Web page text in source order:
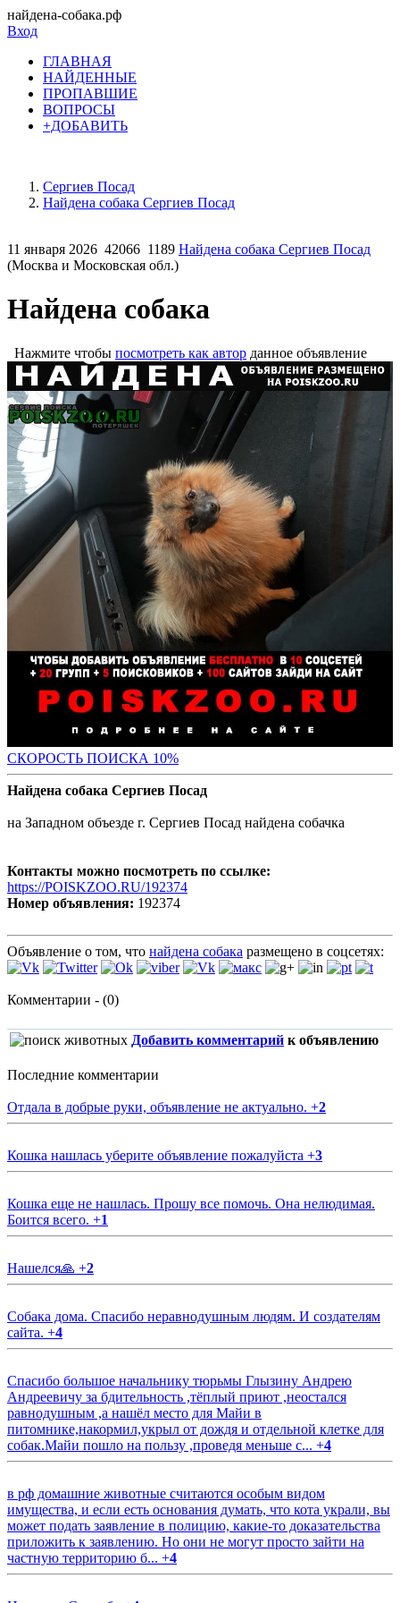
найдена-собака.рф
Вход
ГЛАВНАЯ
НАЙДЕННЫЕ
ПРОПАВШИЕ
ВОПРОСЫ
+ДОБАВИТЬ
Сергиев Посад
Найдена собака Сергиев Посад
11 января 2026 42066 1189 Найдена собака Сергиев Посад
(Москва и Московская обл.)
Найдена собака
Нажмите чтобы посмотреть как автор данное объявление
СКОРОСТЬ ПОИСКА 10%
Найдена собака Сергиев Посад
на Западном объезде г. Сергиев Посад найдена собачка
Контакты можно посмотреть по ссылке:
https://POISKZOO.RU/192374
Номер объявления: 192374
Объявление о том, что найдена собака размещено в соцсетях:
Комментарии - (0)
Добавить комментарий к объявлению
Последние комментарии
Отдала в добрые руки, объявление не актуально. +2
Кошка нашлась уберите объявление пожалуйста +3
Кошка еще не нашлась. Прошу все помочь. Она нелюдимая.
Боится всего. +1
Нашелся🙏 +2
Собака дома. Спасибо неравнодушным людям. И создателям
сайта. +4
Спасибо большое начальнику тюрьмы Глызину Андрею
Андреевичу за бдительность ,тёплый приют ,неостался
равнодушным ,а нашёл место для Майи в
питомнике,накормил,укрыл от дождя и отдельной клетке для
собак.Майи пошло на пользу ,проведя меньше с... +4
в рф домашние животные считаются особым видом
имущества, и если есть основания думать, что кота украли, вы
может подать заявление в полицию, какие-то доказательства
приложить к заявлению. Но они не могут просто зайти на
частную территорию б... +4